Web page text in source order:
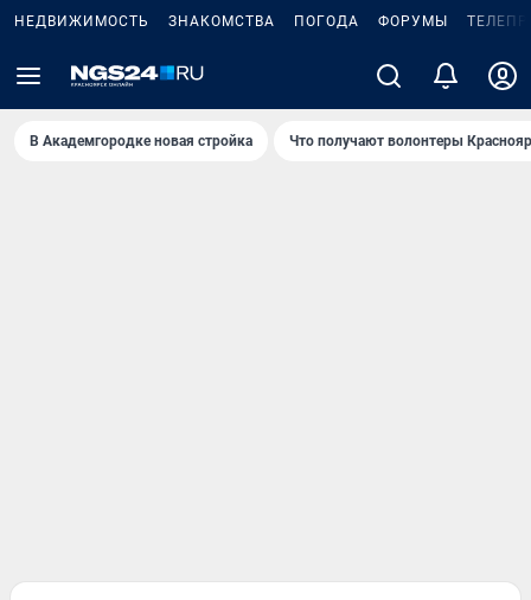
НЕДВИЖИМОСТЬ ЗНАКОМСТВА ПОГОДА ФОРУМЫ
В Академгородке новая стройка Что получают волонтеры